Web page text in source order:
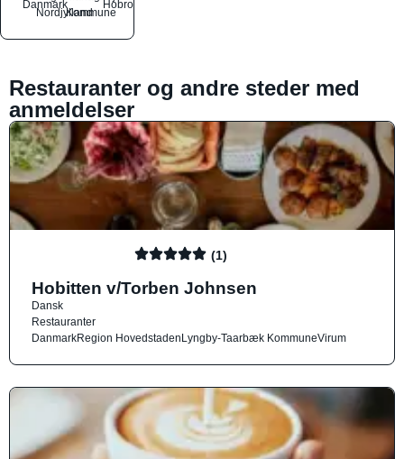
Danmark
Nordjylland
Kommune
Hobro
Restauranter og andre steder med
anmeldelser
(1)
Hobitten v/Torben Johnsen
Dansk
Restauranter
DanmarkRegion HovedstadenLyngby-Taarbæk KommuneVirum